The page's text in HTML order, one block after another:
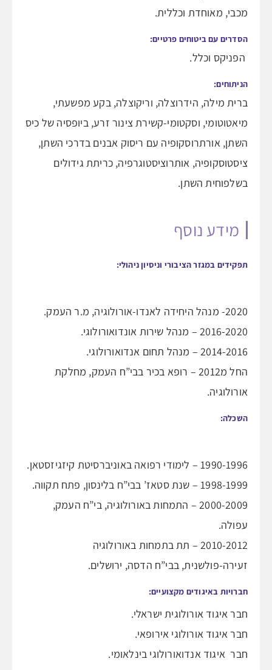
מכבי, מאוחדת וכללית.
הסדרים עם ביטוחים פרטיים:
הפניקס וכלל.
הניתוחים:
ברית מילה, הידרוצלה, וריקוצלה, בקע מפשעתי,
מיאטוטומי, וסקטומי-קשירת צינור זרע, ביופסיה של כיס
השתן, אורתרוסקופיה עם ריסוק אבנים בדרכי השתן,
ציסטוסקופיה, אותרוציסטוגרפיה, כריתת גידולים
בשלפוחית השתן.
מידע נוסף
תפקידים במגזר הציבורי וניסיון ניהולי:
2020- מנהל היחידה לאנדו-אורולוגיה, מ.ר העמק.
2016-2020 – מנהל שירות אונדואורולוגי.
2014-2016 – מנהל תחום אנדואורולוגי.
החל מ2012 – רופא בכיר בבי”ח העמק, מחלקת
אורולוגיה.
השכלה:
1990-1996 – לימודי רפואה באוניברסיטת קיזגיזסטאן.
1998-1999 – שנת סטאז’ בבי”ח בלינסון, פתח תקווה.
2000-2009 – התמחות באורולוגיה, בי”ח העמק,
עפולה.
2010-2012 – תת בתמחות באורולוגיה
זעירה-פולשנית, בבי”ח הדסה, ירושלים.
חברויות באיגודים מקצועיים:
חבר איגוד אורולוגית ישראלי.
חבר איגוד אורולוגי אירופאי.
חבר איגוד אנדואורולוגי בינלאומי.